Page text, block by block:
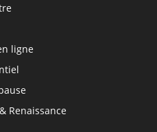
ligne
Renaissance